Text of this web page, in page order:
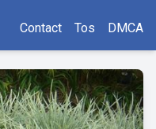
Contact Tos DMCA